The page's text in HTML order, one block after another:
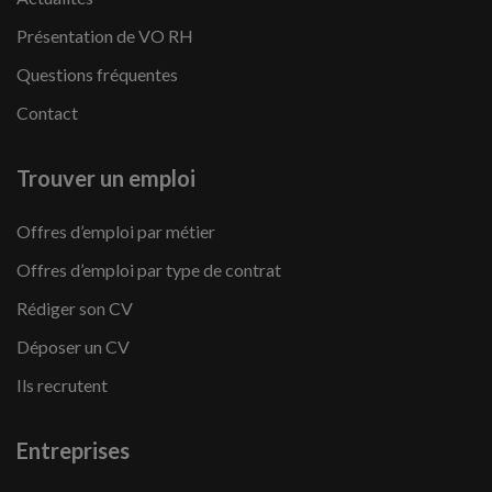
Présentation de VO RH
Questions fréquentes
Contact
Trouver un emploi
Offres d’emploi par métier
Offres d’emploi par type de contrat
Rédiger son CV
Déposer un CV
Ils recrutent
Entreprises